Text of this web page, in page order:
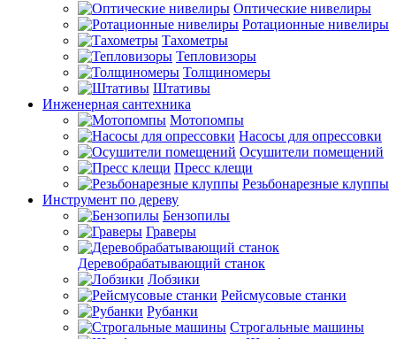
Оптические нивелиры
Ротационные нивелиры
Тахометры
Тепловизоры
Толщиномеры
Штативы
Инженерная сантехника
Мотопомпы
Насосы для опрессовки
Осушители помещений
Пресс клещи
Резьбонарезные клуппы
Инструмент по дереву
Бензопилы
Граверы
Деревобрабатывающий станок
Лобзики
Рейсмусовые станки
Рубанки
Строгальные машины